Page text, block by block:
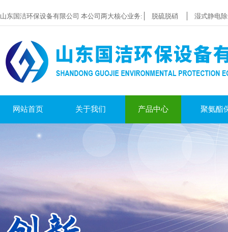
山东国洁环保设备有限公司 本公司两大核心业务: 脱硫脱硝 湿式静电
网站首页 关于我们 产品中心 聚氨酯